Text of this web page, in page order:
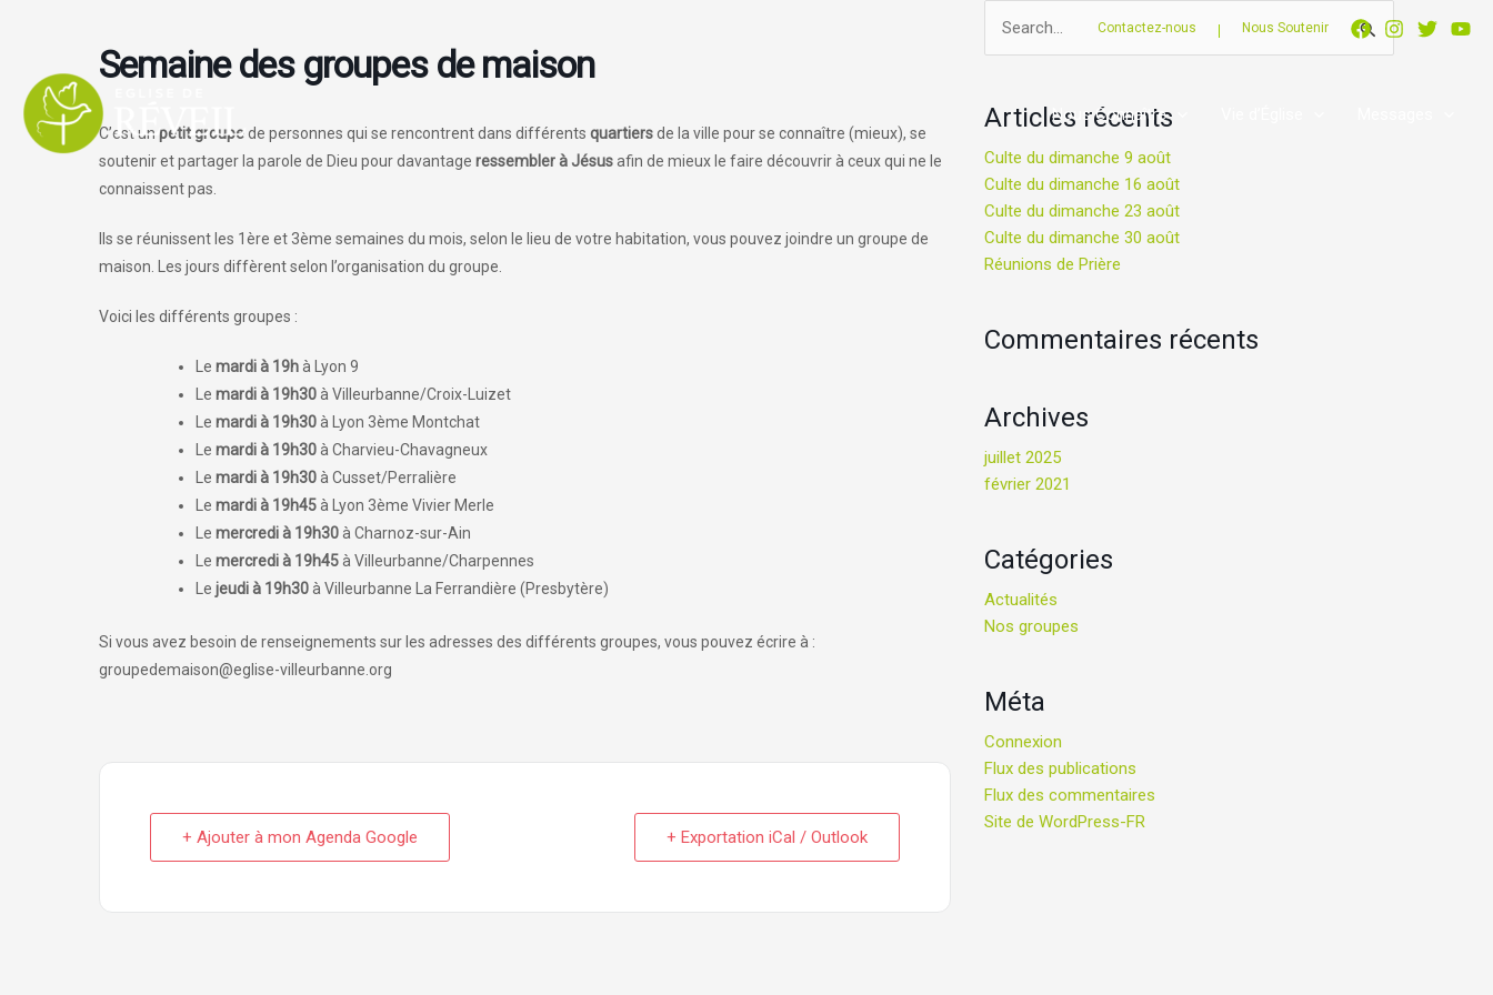
Contactez-nous Nous Soutenir
Nous Connaître
Semaine des groupes de maison
C’est un petit groupede personnes qui se rencontrent dans différents quartiersde la ville pour se connaître (mieux), se
soutenir et partager la parole de Dieu pour davantage ressembler à Jésusafin de mieux le faire découvrir à ceux qui ne le
connaissent pas.
Ils se réunissent les 1ère et 3ème semaines du mois, selon le lieu de votre habitation, vous pouvez joindre un groupe de
maison. Les jours diffèrent selon l’organisation du groupe.
Voici les différents groupes :
Le mardi à 19hà Lyon 9
Le mardi à 19h30à Villeurbanne/Croix-Luizet
Le mardi à 19h30à Lyon 3ème Montchat
Le mardi à 19h30à Charvieu-Chavagneux
Le mardi à 19h30à Cusset/Perralière
Le mardi à 19h45à Lyon 3ème Vivier Merle
Le mercredià 19h30à Charnoz-sur-Ain
Le mercredi à 19h45à Villeurbanne/Charpennes
Le jeudi à 19h30à Villeurbanne La Ferrandière (Presbytère)
Si vous avez besoin de renseignements sur les adresses des différents groupes, vous pouvez écrire à :
groupedemaison@eglise-villeurbanne.org
+ Ajouter à mon Agenda Google + Exportation iCal / Outlook
Rechercher :
Articles récents
Culte du dimanche 9 août
Culte du dimanche 16 août
Culte du dimanche 23 août
Culte du dimanche 30 août
Réunions de Prière
Commentaires récents
Archives
juillet 2025
février 2021
Catégories
Actualités
Nos groupes
Méta
Connexion
Flux des publications
Flux des commentaires
Site de WordPress-FR